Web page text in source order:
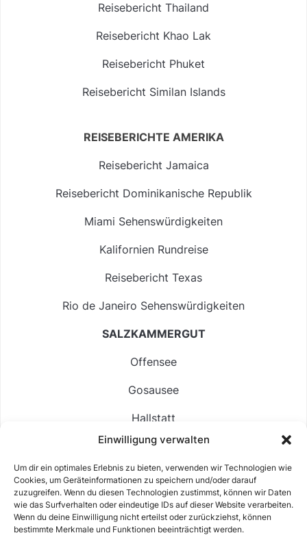
Einwilligung verwalten
Um dir ein optimales Erlebnis zu bieten, verwenden wir Technologien wie
Cookies, um Geräteinformationen zu speichern und/oder darauf
zuzugreifen. Wenn du diesen Technologien zustimmst, können wir Daten
wie das Surfverhalten oder eindeutige IDs auf dieser Website verarbeiten.
Wenn du deine Einwilligung nicht erteilst oder zurückziehst, können
bestimmte Merkmale und Funktionen beeinträchtigt werden.
Reisebericht Thailand
Reisebericht Khao Lak
Reisebericht Phuket
Reisebericht Similan Islands
REISEBERICHTE AMERIKA
Reisebericht Jamaica
Reisebericht Dominikanische Republik
Miami Sehenswürdigkeiten
Kalifornien Rundreise
Reisebericht Texas
Rio de Janeiro Sehenswürdigkeiten
SALZKAMMERGUT
Offensee
Gosausee
Hallstatt
Langbathsee
Altausseer See
Hintersee